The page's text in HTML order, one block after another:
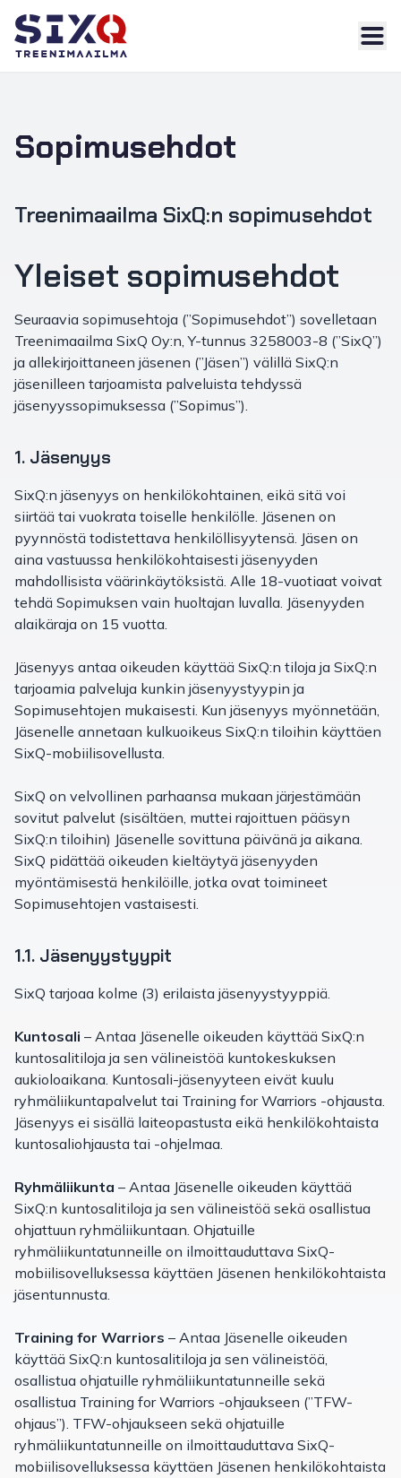
Sopimusehdot
Treenimaailma SixQ:n sopimusehdot
Yleiset sopimusehdot
Seuraavia sopimusehtoja (”Sopimusehdot”) sovelletaan
Treenimaailma SixQ Oy:n, Y-tunnus 3258003-8 (”SixQ”)
ja allekirjoittaneen jäsenen (”Jäsen”) välillä SixQ:n
jäsenilleen tarjoamista palveluista tehdyssä
jäsenyyssopimuksessa (”Sopimus”).
1. Jäsenyys
SixQ:n jäsenyys on henkilökohtainen, eikä sitä voi
siirtää tai vuokrata toiselle henkilölle. Jäsenen on
pyynnöstä todistettava henkilöllisyytensä. Jäsen on
aina vastuussa henkilökohtaisesti jäsenyyden
mahdollisista väärinkäytöksistä. Alle 18-vuotiaat voivat
tehdä Sopimuksen vain huoltajan luvalla. Jäsenyyden
alaikäraja on 15 vuotta.
Jäsenyys antaa oikeuden käyttää SixQ:n tiloja ja SixQ:n
tarjoamia palveluja kunkin jäsenyystyypin ja
Sopimusehtojen mukaisesti. Kun jäsenyys myönnetään,
Jäsenelle annetaan kulkuoikeus SixQ:n tiloihin käyttäen
SixQ-mobiilisovellusta.
SixQ on velvollinen parhaansa mukaan järjestämään
sovitut palvelut (sisältäen, muttei rajoittuen pääsyn
SixQ:n tiloihin) Jäsenelle sovittuna päivänä ja aikana.
SixQ pidättää oikeuden kieltäytyä jäsenyyden
myöntämisestä henkilöille, jotka ovat toimineet
Sopimusehtojen vastaisesti.
1.1. Jäsenyystyypit
SixQ tarjoaa kolme (3) erilaista jäsenyystyyppiä.
Kuntosali – Antaa Jäsenelle oikeuden käyttää SixQ:n
kuntosalitiloja ja sen välineistöä kuntokeskuksen
aukioloaikana. Kuntosali-jäsenyyteen eivät kuulu
ryhmäliikuntapalvelut tai Training for Warriors -ohjausta.
Jäsenyys ei sisällä laiteopastusta eikä henkilökohtaista
kuntosaliohjausta tai -ohjelmaa.
Ryhmäliikunta – Antaa Jäsenelle oikeuden käyttää
SixQ:n kuntosalitiloja ja sen välineistöä sekä osallistua
ohjattuun ryhmäliikuntaan. Ohjatuille
ryhmäliikuntatunneille on ilmoittauduttava SixQ-
mobiilisovelluksessa käyttäen Jäsenen henkilökohtaista
jäsentunnusta.
Training for Warriors – Antaa Jäsenelle oikeuden
käyttää SixQ:n kuntosalitiloja ja sen välineistöä,
osallistua ohjatuille ryhmäliikuntatunneille sekä
osallistua Training for Warriors -ohjaukseen (”TFW-
ohjaus”). TFW-ohjaukseen sekä ohjatuille
ryhmäliikuntatunneille on ilmoittauduttava SixQ-
mobiilisovelluksessa käyttäen Jäsenen henkilökohtaista